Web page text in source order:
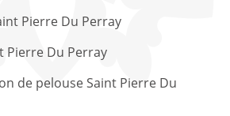
Pierre Du Perray
Pierre Du Perray
de pelouse Saint Pierre Du